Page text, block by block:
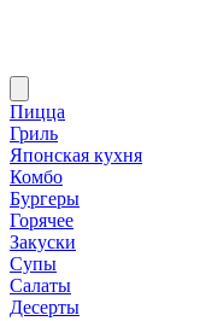
Пицца
Гриль
Японская кухня
Комбо
Бургеры
Горячее
Закуски
Супы
Салаты
Десерты